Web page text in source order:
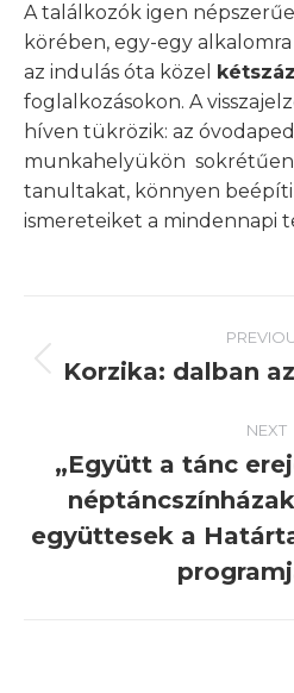
A találkozók igen
körében, egy-egy
az indulás óta közel
foglalkozásokon. A
híven tükrözik: az
munkahelyükön
tanultakat, könnyen
ismereteiket a mindennapi
navigation
Korzika: dalban
NEXT
„Együtt a tánc
együttesek a